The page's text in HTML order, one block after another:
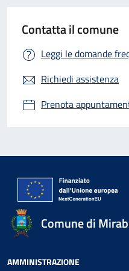
Contatta il comune
Leggi le domande
Richiedi assistenza
Prenota
Comune di
AMMINISTRAZIONE